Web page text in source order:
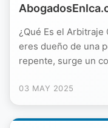
¿Qué Es el Arbitraje
eres dueño de una
repente, surge un
03 MAY 2025